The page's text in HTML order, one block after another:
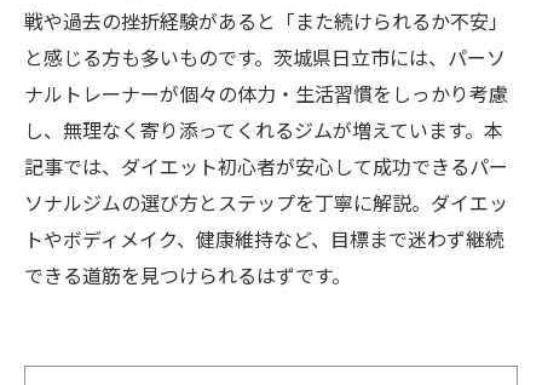
戦や過去の挫折経験があると「また続けられるか不安」
と感じる方も多いものです。茨城県日立市には、パーソ
ナルトレーナーが個々の体力・生活習慣をしっかり考慮
し、無理なく寄り添ってくれるジムが増えています。本
記事では、ダイエット初心者が安心して成功できるパー
ソナルジムの選び方とステップを丁寧に解説。ダイエッ
トやボディメイク、健康維持など、目標まで迷わず継続
できる道筋を見つけられるはずです。